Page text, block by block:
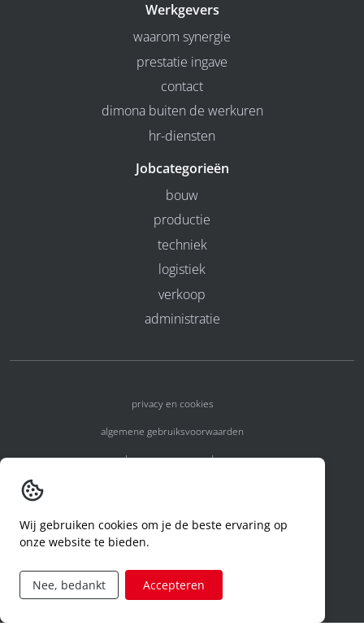
Werkgevers
waarom synergie
prestatie ingave
contact
dimona buiten de werkuren
hr-diensten
Jobcategorieën
bouw
productie
techniek
logistiek
verkoop
administratie
privacy en cookies
algemene gebruiksvoorwaarden
algemene voorwaarden
code of conduct
aanvraag rechten ivm privacy
Wij gebruiken cookies om je de beste ervaring op
onze website te bieden.
Nee, bedankt Accepteren